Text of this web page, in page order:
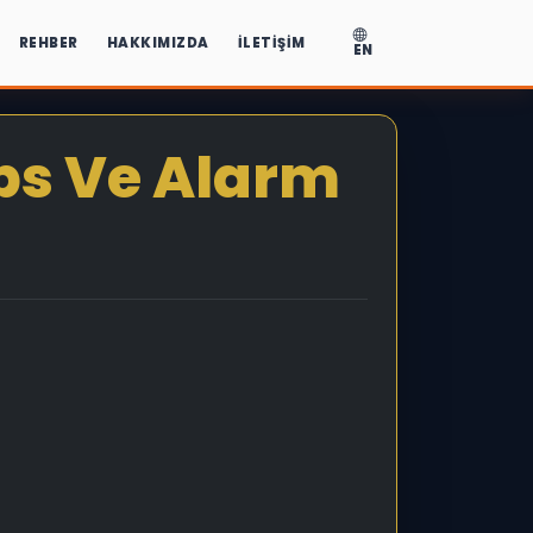
REHBER HAKKIMIZDA İLETIŞIM EN
Ve Alarm